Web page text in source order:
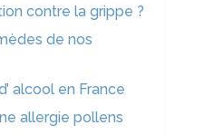
contre la grippe ?
de nos
alcool en France
allergie pollens